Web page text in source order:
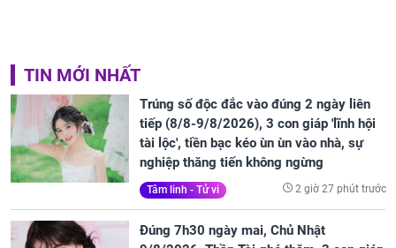
TIN MỚI NHẤT
Trúng số độc đắc vào đúng 2 ngày liên
tiếp (8/8-9/8/2026), 3 con giáp 'lĩnh hội
tài lộc', tiền bạc kéo ùn ùn vào nhà, sự
nghiệp thăng tiến không ngừng
Tâm linh - Tử vi 2 giờ 27 phút trước
Đúng 7h30 ngày mai, Chủ Nhật